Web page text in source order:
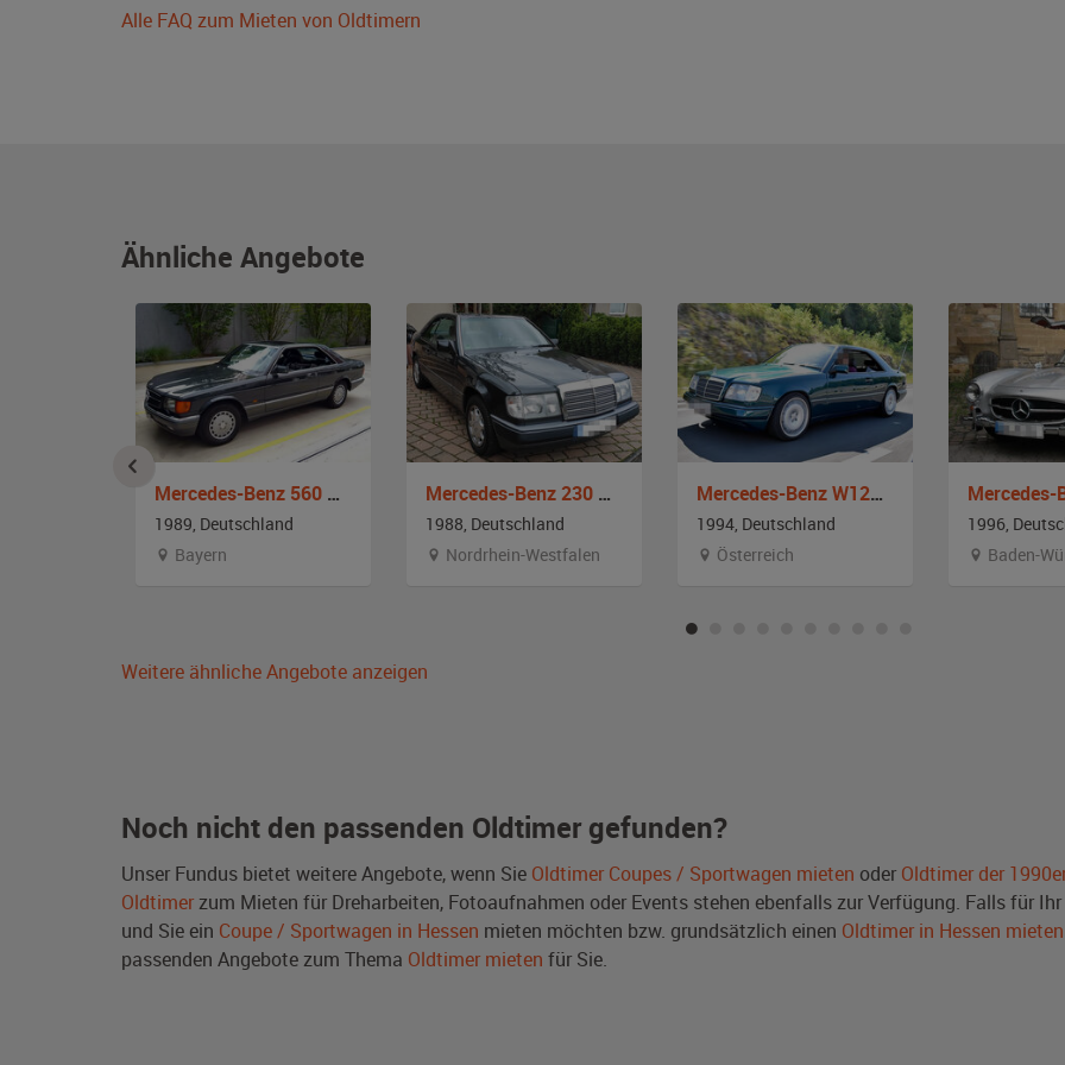
Alle FAQ zum Mieten von Oldtimern
Ähnliche Angebote
Mercedes-Benz 560 SE Coupè
1989, Deutschland
Bayern
Mercedes-Benz 230 CE C 124
1988, Deutschland
Nordrhein-Westfalen
Mercedes-Benz W124 320 CE
1994, Deutschland
Österreich
1996,
Baden-
Weitere ähnliche Angebote anzeigen
Noch nicht den passenden Oldtimer gefunden?
Unser Fundus bietet weitere Angebote, wenn Sie Oldtimer Coupes / Sportwagen mieten oder Oldtimer der
Oldtimer zum Mieten für Dreharbeiten, Fotoaufnahmen oder Events stehen ebenfalls zur Verfügung. Falls für
und Sie ein Coupe / Sportwagen in Hessen mieten möchten bzw. grundsätzlich einen Oldtimer in Hessen mieten
passenden Angebote zum Thema Oldtimer mieten für Sie.